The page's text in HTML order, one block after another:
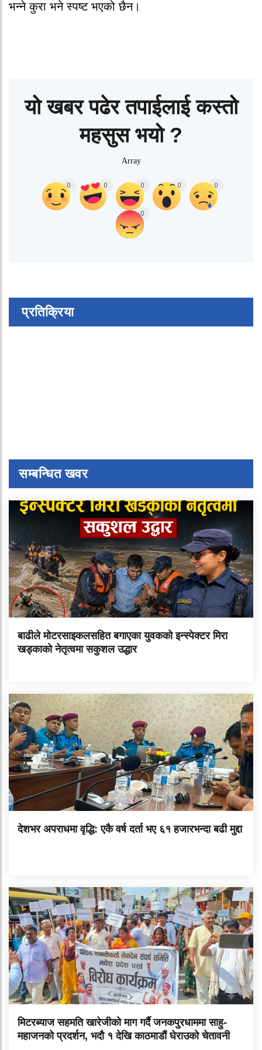
भन्ने कुरा भने स्पष्ट भएको छैन।
यो खबर पढेर तपाईलाई कस्तो
महसुस भयो ?
Array
0 0 0 0 0
0
प्रतिक्रिया
सम्बन्धित खवर
बाढीले मोटरसाइकलसहित बगाएका युवकको इन्स्पेक्टर मिरा
खड्काको नेतृत्वमा सकुशल उद्धार
देशभर अपराधमा वृद्धि: एकै वर्ष दर्ता भए ६१ हजारभन्दा बढी मुद्दा
मिटरब्याज सहमति खारेजीको माग गर्दै जनकपुरधाममा साहु-
महाजनको प्रदर्शन, भदौ १ देखि काठमाडौं घेराउको चेतावनी